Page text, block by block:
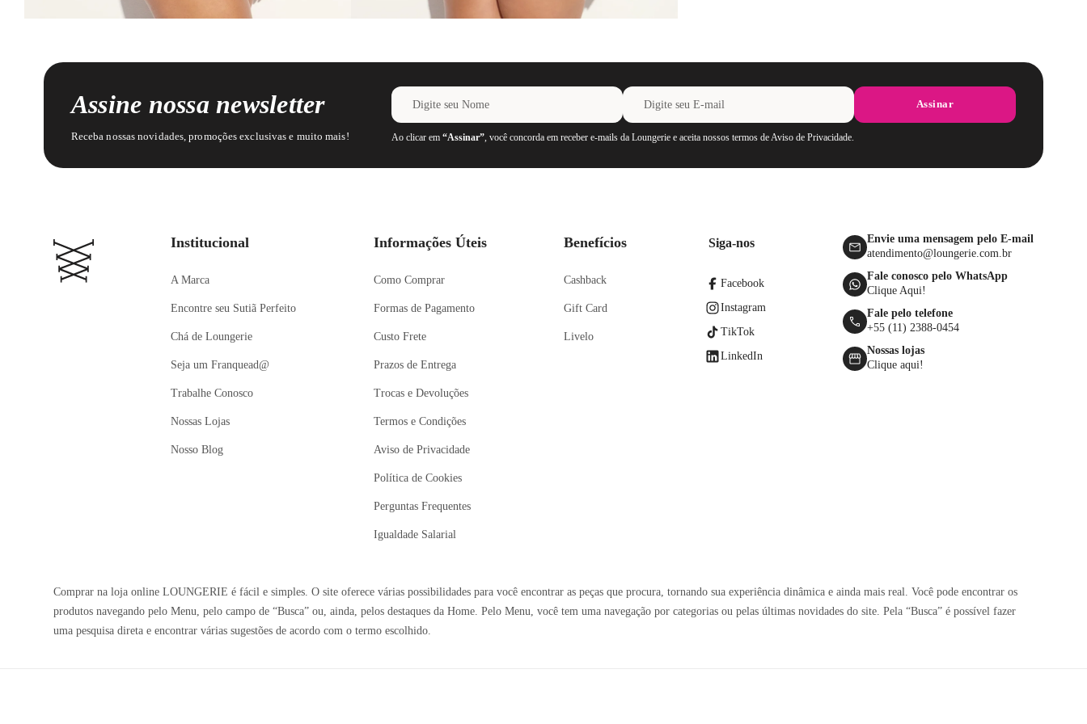
Assine nossa newsletter
Receba nossas novidades, promoções exclusivas e muito mais!
Assinar
Ao clicar em “Assinar”, você concorda em receber e-mails da Loungerie e aceita nossos termos de Aviso de Privacidade.
Institucional
A Marca
Encontre seu Sutiã Perfeito
Chá de Loungerie
Seja um Franquead@
Trabalhe Conosco
Nossas Lojas
Nosso Blog
Informações Úteis
Como Comprar
Formas de Pagamento
Custo Frete
Prazos de Entrega
Trocas e Devoluções
Termos e Condições
Aviso de Privacidade
Política de Cookies
Perguntas Frequentes
Igualdade Salarial
Benefícios
Cashback
Gift Card
Livelo
Siga-nos
Facebook
Instagram
TikTok
LinkedIn
Envie uma mensagem pelo E-mail
atendimento@loungerie.com.br
Fale conosco pelo WhatsApp
Clique Aqui!
Fale pelo telefone
+55 (11) 2388-0454
Nossas lojas
Clique aqui!
Comprar na loja online LOUNGERIE é fácil e simples. O site oferece várias possibilidades para você encontrar as peças que procura, tornando sua experiência dinâmica e ainda mais real. Você pode encontrar os
produtos navegando pelo Menu, pelo campo de “Busca” ou, ainda, pelos destaques da Home. Pelo Menu, você tem uma navegação por categorias ou pelas últimas novidades do site. Pela “Busca” é possível fazer
uma pesquisa direta e encontrar várias sugestões de acordo com o termo escolhido.